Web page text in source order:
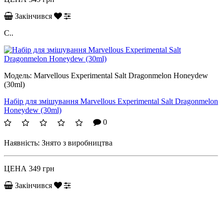
Закінчився
C..
Модель: Marvellous Experimental Salt Dragonmelon Honeydew
(30ml)
Набір для змішування Marvellous Experimental Salt Dragonmelon
Honeydew (30ml)
0
Наявність: Знято з виробництва
ЦЕНА 349 грн
Закінчився